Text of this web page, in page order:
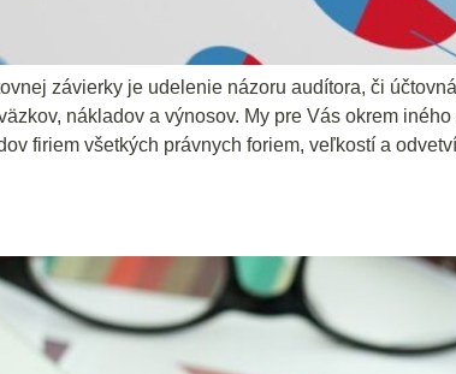
závierky je udelenie názoru audítora, či
nákladov a výnosov. My pre Vás okrem
firiem všetkých právnych foriem, veľkostí a